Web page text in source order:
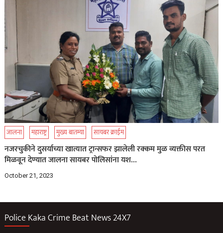
जालना महाराष्ट्र मुख्य बातम्या सायबर क्राईम
नजरचुकीने दुसर्याच्या खात्यात ट्रान्सफर झालेली रक्कम मुळ व्यक्तीस परत
मिळवून देण्यात जालना सायबर पोलिसांना यश…
October 21, 2023
Police Kaka Crime Beat News 24X7